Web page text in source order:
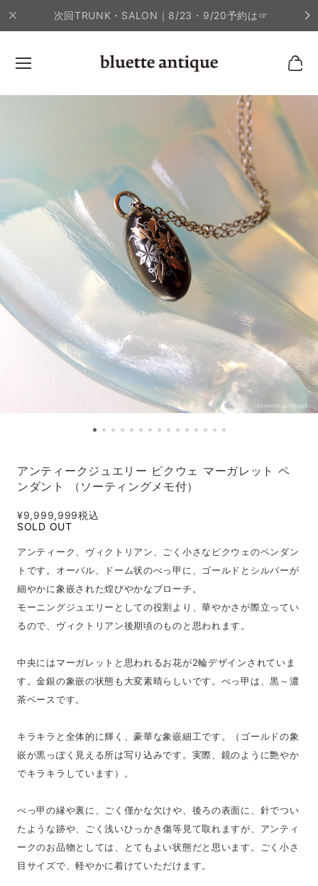
次回TRUNK・SALON｜8/23・9/20予約は☞
アンティークジュエリー ピクウェ マーガレット ペ
ンダント （ソーティングメモ付）
¥9,999,999税込
SOLD OUT
アンティーク、ヴィクトリアン、ごく小さなピクウェのペンダン
トです。オーバル、ドーム状のべっ甲に、ゴールドとシルバーが
細やかに象嵌された煌びやかなブローチ。
モーニングジュエリーとしての役割より、華やかさが際立ってい
るので、ヴィクトリアン後期頃のものと思われます。
中央にはマーガレットと思われるお花が2輪デザインされていま
す。金銀の象嵌の状態も大変素晴らしいです。べっ甲は、黒～濃
茶ベースです。
キラキラと全体的に輝く、豪華な象嵌細工です。（ゴールドの象
嵌が黒っぽく見える所は写り込みです。実際、鏡のように艶やか
でキラキラしています）。
べっ甲の縁や裏に、ごく僅かな欠けや、後ろの表面に、針でつい
たような跡や、ごく浅いひっかき傷等見て取れますが、アンティ
ークのお品物としては、とてもよい状態だと思います。ごく小さ
目サイズで、軽やかに着けていただけます。